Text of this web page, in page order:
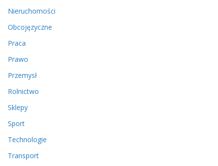
Nieruchomości
Obcojęzyczne
Praca
Prawo
Przemysł
Rolnictwo
Sklepy
Sport
Technologie
Transport